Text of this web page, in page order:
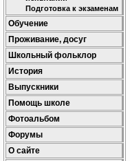
Подготовка к экзаменам
Обучение
Проживание, досуг
Школьный фольклор
История
Выпускники
Помощь школе
Фотоальбом
Форумы
О сайте